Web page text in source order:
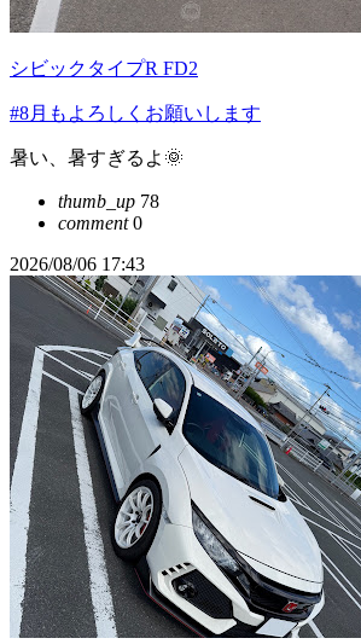
シビックタイプR FD2
#8月もよろしくお願いします
暑い、暑すぎるよ🌞
thumb_up 78
comment0
2026/08/06 17:43